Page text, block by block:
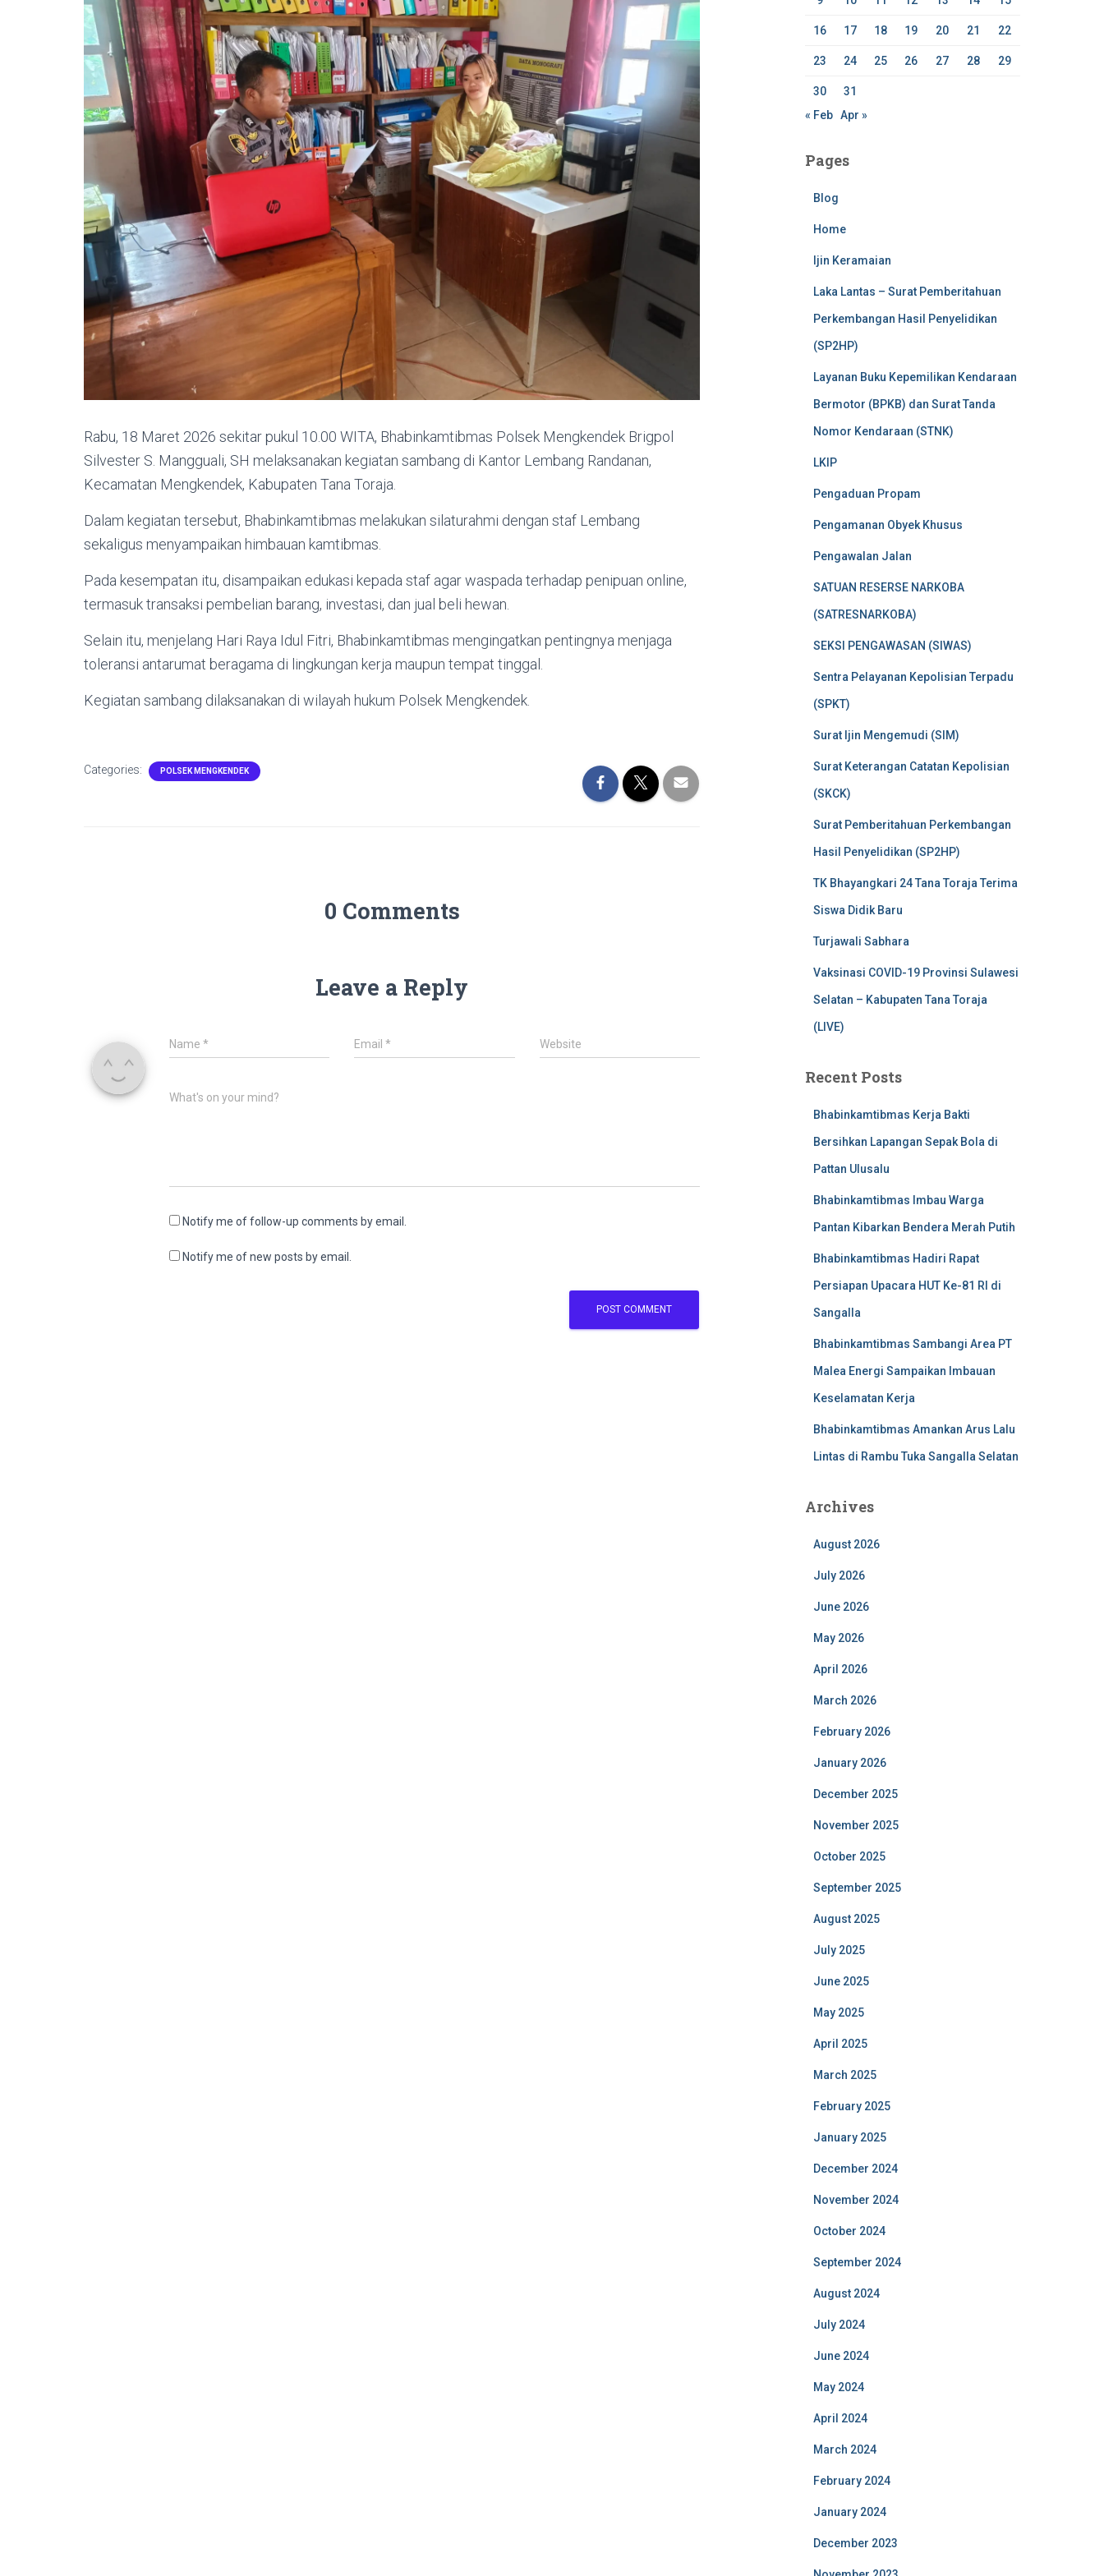
Rabu, 18 Maret 2026 sekitar pukul 10.00 WITA, Bhabinkamtibmas Polsek Mengkendek Brigpol
Silvester S. Mangguali, SH melaksanakan kegiatan sambang di Kantor Lembang Randanan,
Kecamatan Mengkendek, Kabupaten Tana Toraja.
Dalam kegiatan tersebut, Bhabinkamtibmas melakukan silaturahmi dengan staf Lembang
sekaligus menyampaikan himbauan kamtibmas.
Pada kesempatan itu, disampaikan edukasi kepada staf agar waspada terhadap penipuan online,
termasuk transaksi pembelian barang, investasi, dan jual beli hewan.
Selain itu, menjelang Hari Raya Idul Fitri, Bhabinkamtibmas mengingatkan pentingnya menjaga
toleransi antarumat beragama di lingkungan kerja maupun tempat tinggal.
Kegiatan sambang dilaksanakan di wilayah hukum Polsek Mengkendek.
Categories: POLSEK MENGKENDEK
0 Comments
Leave a Reply
Name * Email* Website
What's on your mind?
Notify me of follow-up comments by email.
Notify me of new posts by email.
16 17 18 19 20 21 22
23 24 25 26 27 28 29
30
31
« Feb Apr »
Pages
Blog
Home
Ijin Keramaian
Laka Lantas – Surat Pemberitahuan
Perkembangan Hasil Penyelidikan
(SP2HP)
Layanan Buku Kepemilikan Kendaraan
Bermotor (BPKB) dan Surat Tanda
Nomor Kendaraan (STNK)
LKIP
Pengaduan Propam
Pengamanan Obyek Khusus
Pengawalan Jalan
SATUAN RESERSE NARKOBA
(SATRESNARKOBA)
SEKSI PENGAWASAN (SIWAS)
Sentra Pelayanan Kepolisian Terpadu
(SPKT)
Surat Ijin Mengemudi (SIM)
Surat Keterangan Catatan Kepolisian
(SKCK)
Surat Pemberitahuan Perkembangan
Hasil Penyelidikan (SP2HP)
TK Bhayangkari 24 Tana Toraja Terima
Siswa Didik Baru
Turjawali Sabhara
Vaksinasi COVID-19 Provinsi Sulawesi
Selatan – Kabupaten Tana Toraja
(LIVE)
Recent Posts
Bhabinkamtibmas Kerja Bakti
Bersihkan Lapangan Sepak Bola di
Pattan Ulusalu
Bhabinkamtibmas Imbau Warga
Pantan Kibarkan Bendera Merah Putih
Bhabinkamtibmas Hadiri Rapat
Persiapan Upacara HUT Ke-81 RI di
Sangalla
Bhabinkamtibmas Sambangi Area PT
Malea Energi Sampaikan Imbauan
Keselamatan Kerja
Bhabinkamtibmas Amankan Arus Lalu
Lintas di Rambu Tuka Sangalla Selatan
Archives
August 2026
July 2026
June 2026
May 2026
April 2026
March 2026
February 2026
January 2026
December 2025
November 2025
October 2025
September 2025
August 2025
July 2025
June 2025
May 2025
April 2025
March 2025
February 2025
January 2025
December 2024
November 2024
October 2024
September 2024
August 2024
July 2024
June 2024
May 2024
April 2024
March 2024
February 2024
January 2024
December 2023